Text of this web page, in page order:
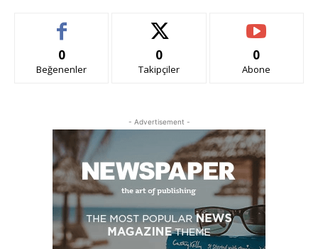
0
Beğenenler
0
Takipçiler
0
Abone
- Advertisement -